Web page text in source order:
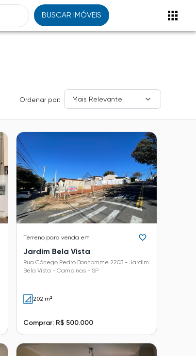
BUSCAR IMÓVEIS
Ordenar por: Mais Relevante
Terreno para venda em
Jardim Bela Vista
Rua Cônego Pedro Bonhomme 2203 - Jardim
Bela Vista - Campinas - SP
202 m²
Comprar: R$ 500.000